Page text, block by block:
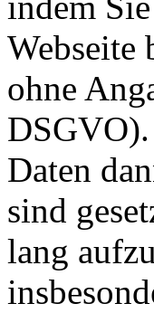
Webseite
ohne
Daten
sind
lang